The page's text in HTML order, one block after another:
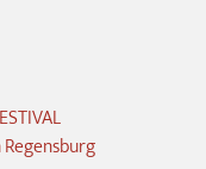
Regensburg